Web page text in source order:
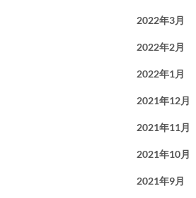
2022年3月
2022年2月
2022年1月
2021年12月
2021年11月
2021年10月
2021年9月